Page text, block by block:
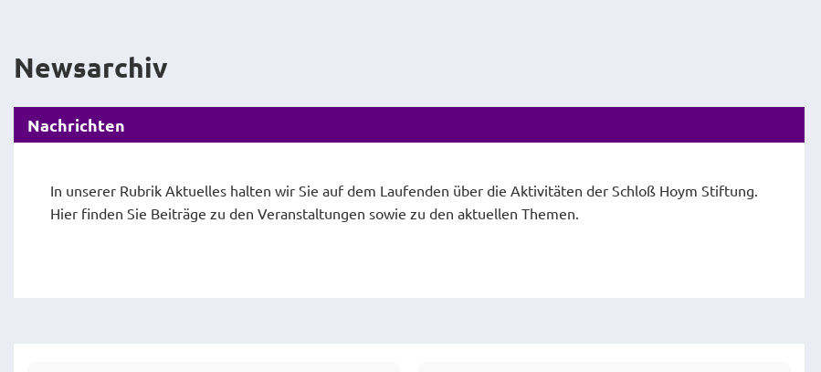
Newsarchiv
Nachrichten
In unserer Rubrik Aktuelles halten wir Sie auf dem Laufenden über die Aktivitäten der Schloß Hoym Stiftung.
Hier finden Sie Beiträge zu den Veranstaltungen sowie zu den aktuellen Themen.